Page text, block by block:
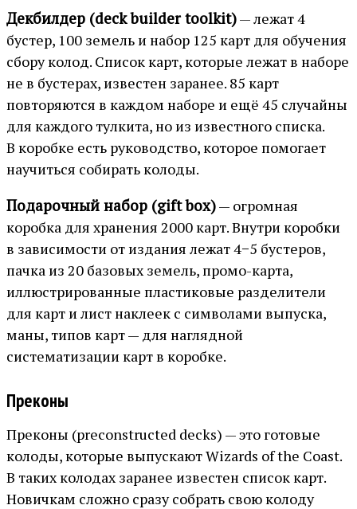
Декбилдер (deck builder toolkit)— лежат 4
бустер, 100 земель и набор 125 карт для обучения
сбору колод. Список карт, которые лежат в наборе
не в бустерах, известен заранее. 85 карт
повторяются в каждом наборе и ещё 45 случайны
для каждого тулкита, но из известного списка.
В коробке есть руководство, которое помогает
научиться собирать колоды.
Подарочный набор (gift box)— огромная
коробка для хранения 2000 карт. Внутри коробки
в зависимости от издания лежат 4−5 бустеров,
пачка из 20 базовых земель, промо-карта,
иллюстрированные пластиковые разделители
для карт и лист наклеек с символами выпуска,
маны, типов карт — для наглядной
систематизации карт в коробке.
Преконы
Преконы (preconstructed decks) — это готовые
колоды, которые выпускают Wizards of the Coast.
В таких колодах заранее известен список карт.
Новичкам сложно сразу собрать свою колоду